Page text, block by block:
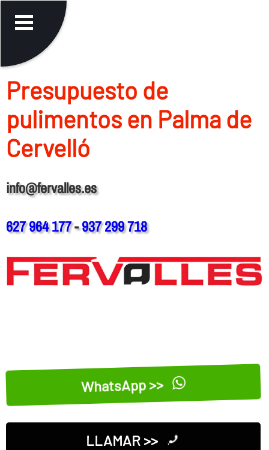
Presupuesto de
pulimentos en Palma de
Cervelló
info@fervalles.es
627 964 177-937 299 718
WhatsApp >>
LLAMAR >>